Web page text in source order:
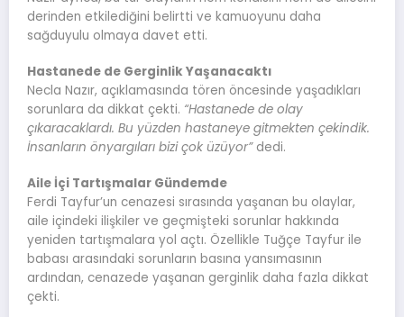
derinden etkilediğini belirtti ve kamuoyunu daha
sağduyulu olmaya davet etti.
Hastanede de Gerginlik Yaşanacaktı
Necla Nazır, açıklamasında tören öncesinde yaşadıkları
sorunlara da dikkat çekti. “Hastanede de olay
çıkaracaklardı. Bu yüzden hastaneye gitmekten çekindik.
İnsanların önyargıları bizi çok üzüyor”dedi.
Aile İçi Tartışmalar Gündemde
Ferdi Tayfur’un cenazesi sırasında yaşanan bu olaylar,
aile içindeki ilişkiler ve geçmişteki sorunlar hakkında
yeniden tartışmalara yol açtı. Özellikle Tuğçe Tayfur ile
babası arasındaki sorunların basına yansımasının
ardından, cenazede yaşanan gerginlik daha fazla dikkat
çekti.